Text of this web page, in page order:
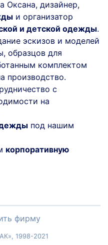
Оксана, дизайнер,
и организатор
и детской одежды.
эскизов и моделей
образцов для
комплектом
производство.
с
на
под нашим
корпоративную
фирму
1998-2021